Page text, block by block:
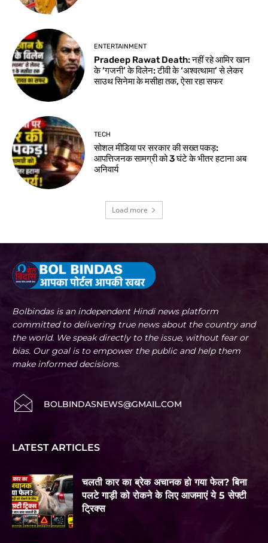
ENTERTAINMENT
Pradeep Rawat Death: नहीं रहे आमिर खान
के ‘गजनी’ के विलेन: टीवी के ‘अश्वत्थामा’ से लेकर
साउथ सिनेमा के मसीहा तक, ऐसा रहा सफर
TECH
सोशल मीडिया पर सरकार की सख्त पकड़:
आपत्तिजनक सामग्री को 3 घंटे के भीतर हटाना अब
अनिवार्य
Load more
Bolbindas is an independent Hindi news platform
committed to delivering true news about the country and
the world. We speak directly to the issue, without fear or
bias. Our goal is to empower the public and help them
make informed decisions.
BOLBINDASNEWS@GMAIL.COM
LATEST ARTICLES
चलती कार का ब्रेक अचानक हो गया फेल? बिना
पलटे गाड़ी को रोकने के लिए आजमाएं ये 5 सेफ्टी
ट्रिक्स